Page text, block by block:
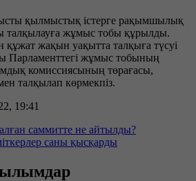
қылмыстық істерге рақымшылық
талқылауға жұмыс тобы құрылды.
құжат жақын уақытта талқыға түсуі
Парламенттегі жұмыс тобының
комиссиясының төрағасы,
талқылап көрмекпіз.
19:41
саммитте не айтылды?
саны қысқарды